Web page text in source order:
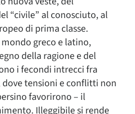
“civile” al conosciuto, al
di prima classe.
greco e latino,
della ragione e del
i fecondi intrecci fra
dove tensioni e conflitti non
favorirono – il
Illeggibile si rende